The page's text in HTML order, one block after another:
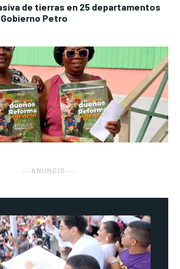
de tierras en 25 departamentos
Petro
― ANUNCIO ―